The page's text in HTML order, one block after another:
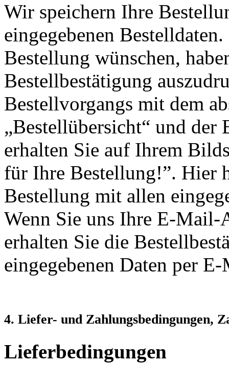
Wir speichern Ihre
eingegebenen
Bestellung wünschen,
Bestellbestätigung
Bestellvorgangs mit dem
„Bestellübersicht“ und der
erhalten Sie auf Ihrem
für Ihre Bestellung!”. Hier
Bestellung mit allen
Wenn Sie uns Ihre E-Mail-
erhalten Sie die
eingegebenen Daten per
4. Liefer- und Zahlungsbedingungen,
Lieferbedingungen